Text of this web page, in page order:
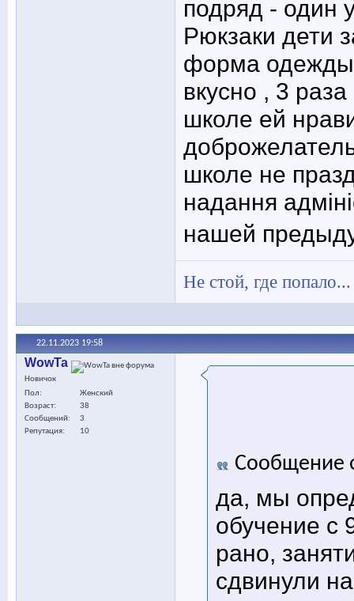
подряд - один
Рюкзаки дети
форма одежды
вкусно , 3
школе ей
школе не
надання
нашей
Не стой, где
22.11.2023 19:58
WowTa
Новичок
Пол
Женский
Возраст
38
Сообщений
3
Репутация
10
Сообщение
да, мы
обучение с
рано,
сдвинули